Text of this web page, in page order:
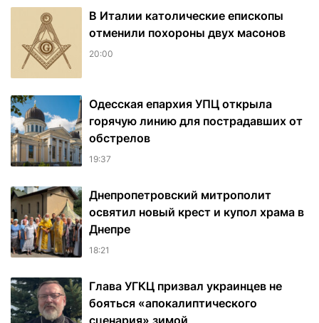
В Италии католические епископы
отменили похороны двух масонов
20:00
Одесская епархия УПЦ открыла
горячую линию для пострадавших от
обстрелов
19:37
Днепропетровский митрополит
освятил новый крест и купол храма в
Днепре
18:21
Глава УГКЦ призвал украинцев не
бояться «апокалиптического